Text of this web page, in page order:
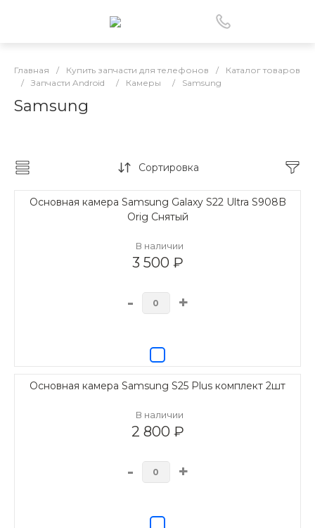
Главная / Купить запчасти для телефонов /
Каталог товаров
/
Запчасти Android / Камеры / Samsung
Samsung
Сортировка
Основная камера Samsung Galaxy S22 Ultra S908B
Orig Снятый
В наличии
3 500 ₽
- +
Основная камера Samsung S25 Plus комплект 2шт
В наличии
2 800 ₽
- +